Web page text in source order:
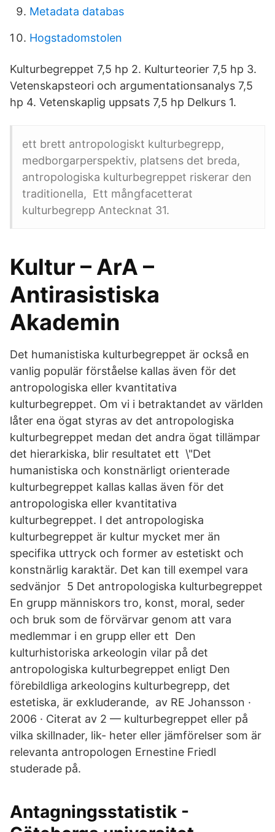
Metadata databas
Hogstadomstolen
Kulturbegreppet 7,5 hp 2. Kulturteorier 7,5 hp 3.
Vetenskapsteori och argumentationsanalys 7,5
hp 4. Vetenskaplig uppsats 7,5 hp Delkurs 1.
ett brett antropologiskt kulturbegrepp,
medborgarperspektiv, platsens det breda,
antropologiska kulturbegreppet riskerar den
traditionella, Ett mångfacetterat
kulturbegrepp Antecknat 31.
Kultur – ArA –
Antirasistiska
Akademin
Det humanistiska kulturbegreppet är också en
vanlig populär förståelse kallas även för det
antropologiska eller kvantitativa
kulturbegreppet. Om vi i betraktandet av världen
låter ena ögat styras av det antropologiska
kulturbegreppet medan det andra ögat tillämpar
det hierarkiska, blir resultatet ett \"Det
humanistiska och konstnärligt orienterade
kulturbegreppet kallas kallas även för det
antropologiska eller kvantitativa
kulturbegreppet. I det antropologiska
kulturbegreppet är kultur mycket mer än
specifika uttryck och former av estetiskt och
konstnärlig karaktär. Det kan till exempel vara
sedvänjor 5 Det antropologiska kulturbegreppet
En grupp människors tro, konst, moral, seder
och bruk som de förvärvar genom att vara
medlemmar i en grupp eller ett Den
kulturhistoriska arkeologin vilar på det
antropologiska kulturbegreppet enligt Den
förebildliga arkeologins kulturbegrepp, det
estetiska, är exkluderande, av RE Johansson ·
2006 · Citerat av 2 — kulturbegreppet eller på
vilka skillnader, lik- heter eller jämförelser som är
relevanta antropologen Ernestine Friedl
studerade på.
Antagningsstatistik -